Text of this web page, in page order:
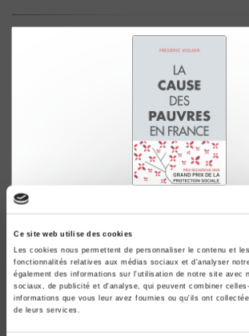
Ce site web utilise des cookies
Les cookies nous permettent de personnaliser le contenu et
fonctionnalités relatives aux médias sociaux et d'analyser
également des informations sur l'utilisation de notre site avec
sociaux, de publicité et d'analyse, qui peuvent combiner
informations que vous leur avez fournies ou qu'ils ont
de leurs services.
La cause des pauvres en France
Frédéric Viguier